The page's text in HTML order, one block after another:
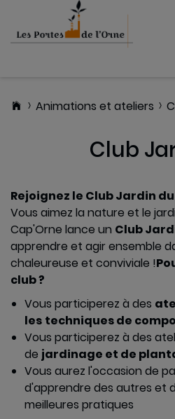
Animations et ateliers
Club
Rejoignez le Club Jardin
Vous aimez la nature et le
Cap'Orne lance un Club
apprendre et agir ensemble
chaleureuse et conviviale !
club ?
Vous participerez à des
les techniques de
Vous participerez à des
de jardinage et de
Vous aurez l'occasion de
d'apprendre des autres et
meilleures pratiques
Cap'Orne
game